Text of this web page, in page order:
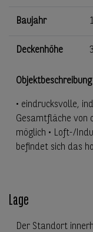
Baujahr
Deckenhöhe
Objektbeschreibung
• eindrucksvolle,
Gesamtfläche von
möglich • Loft-/
befindet sich das
Lage
Der Standort